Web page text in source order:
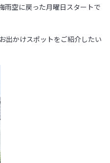
方へ
雨空に戻った月曜日スタートで
出かけスポットをご紹介したい